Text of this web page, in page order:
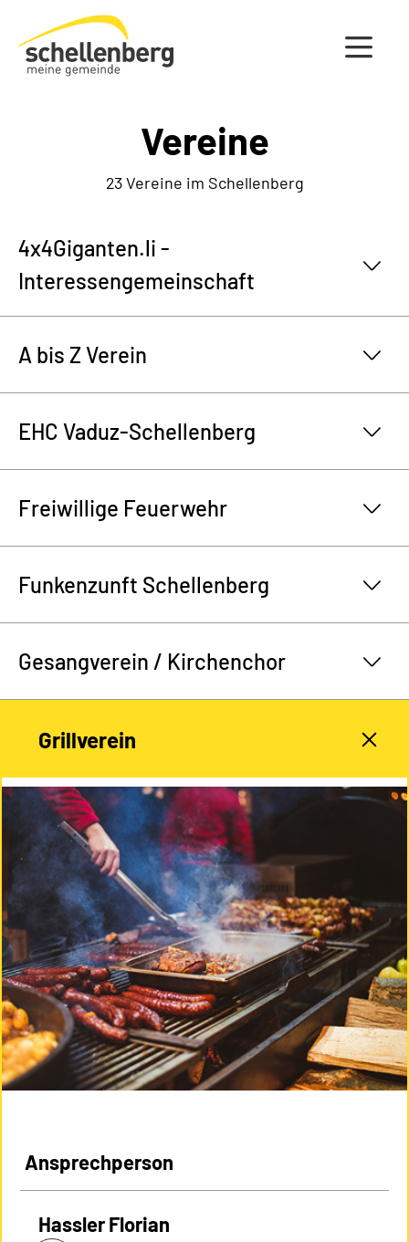
Gemeinde Schellenberg Startseite
Vereine
23 Vereine im Schellenberg
4x4Giganten.li -
Interessengemeinschaft
A bis Z Verein
EHC Vaduz-Schellenberg
Freiwillige Feuerwehr
Funkenzunft Schellenberg
Gesangverein / Kirchenchor
Grillverein
Ansprechperson
Hassler Florian